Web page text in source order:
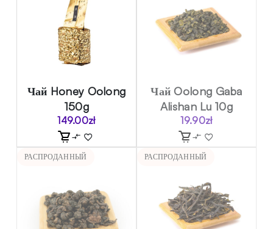
Чай Honey Oolong
150g
149.00zł
Чай Oolong Gaba
Alishan Lu 10g
19.90zł
РАСПРОДАННЫЙ РАСПРОДАННЫЙ